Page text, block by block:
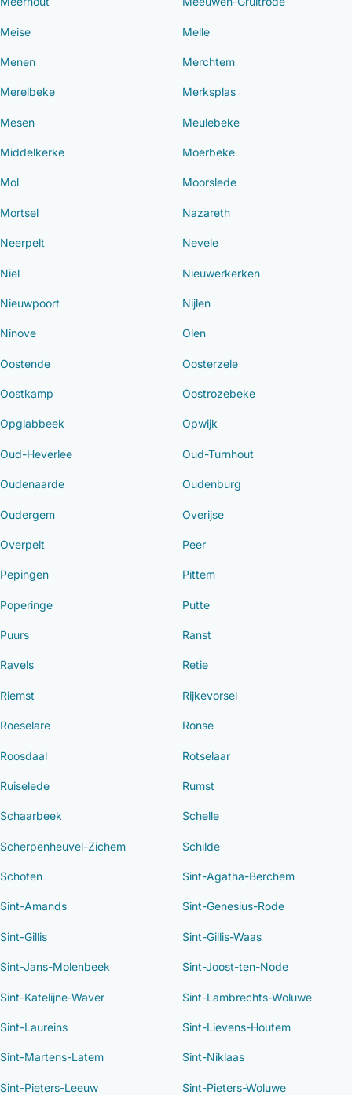
Meise Melle
Menen Merchtem
Merelbeke Merksplas
Mesen Meulebeke
Middelkerke Moerbeke
Mol Moorslede
Mortsel Nazareth
Neerpelt Nevele
Niel Nieuwerkerken
Nieuwpoort Nijlen
Ninove Olen
Oostende Oosterzele
Oostkamp Oostrozebeke
Opglabbeek Opwijk
Oud-Heverlee Oud-Turnhout
Oudenaarde Oudenburg
Oudergem Overijse
Overpelt Peer
Pepingen Pittem
Poperinge Putte
Puurs Ranst
Ravels Retie
Riemst Rijkevorsel
Roeselare Ronse
Roosdaal Rotselaar
Ruiselede Rumst
Schaarbeek Schelle
Scherpenheuvel-Zichem Schilde
Schoten Sint-Agatha-Berchem
Sint-Amands Sint-Genesius-Rode
Sint-Gillis Sint-Gillis-Waas
Sint-Jans-Molenbeek Sint-Joost-ten-Node
Sint-Katelijne-Waver Sint-Lambrechts-Woluwe
Sint-Laureins Sint-Lievens-Houtem
Sint-Martens-Latem Sint-Niklaas
Sint-Pieters-Leeuw Sint-Pieters-Woluwe